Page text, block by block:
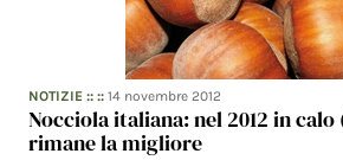
NOTIZIE :: ::14 novembre 2012
Nocciola italiana: nel 2012 in calo
rimane la migliore